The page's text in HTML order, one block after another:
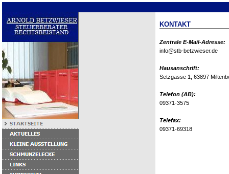
KONTAKT
Zentrale E-Mail-Adresse:
info@stb-betzwieser.de
Hausanschrift:
Setzgasse 1, 63897
Telefon (AB):
09371-3575
Telefax:
09371-69318